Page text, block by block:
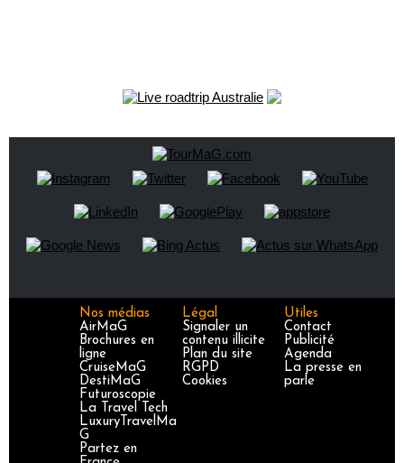
Nos médias
AirMaG
Brochures en
ligne
CruiseMaG
DestiMaG
Futuroscopie
La Travel Tech
LuxuryTravelMa
G
Partez en
Légal
Signaler un
contenu illicite
Plan du site
RGPD
Cookies
Utiles
Contact
Publicité
Agenda
La presse en
parle